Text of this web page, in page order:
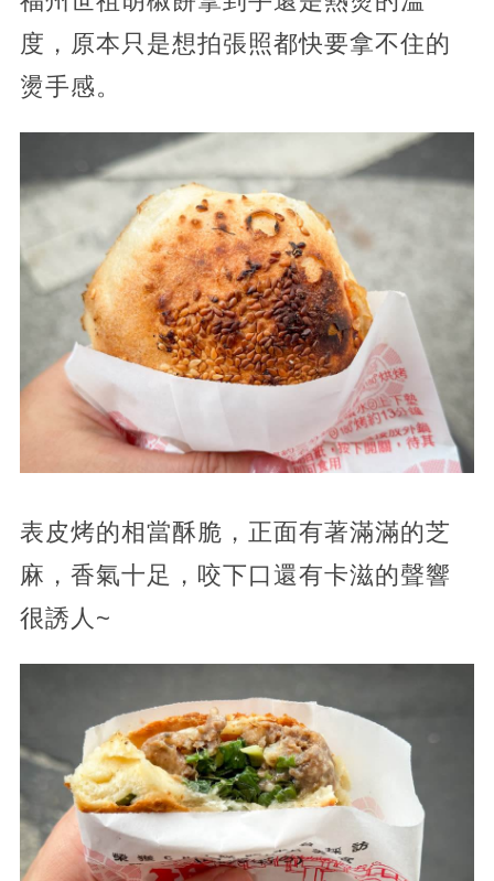
度，原本只是想拍張照都快要拿不住的
燙手感。
表皮烤的相當酥脆，正面有著滿滿的芝
麻，香氣十足，咬下口還有卡滋的聲響
很誘人~